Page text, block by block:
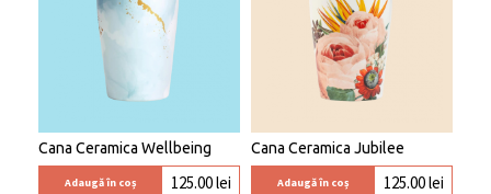
Cana Ceramica Wellbeing
Adaugă în coș 125.00lei
Cana Ceramica Jubilee
Adaugă în coș 125.00lei